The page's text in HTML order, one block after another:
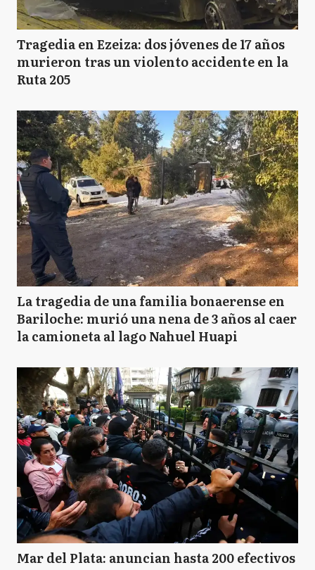
Tragedia en Ezeiza: dos jóvenes de 17 años
murieron tras un violento accidente en la
Ruta 205
La tragedia de una familia bonaerense en
Bariloche: murió una nena de 3 años al caer
la camioneta al lago Nahuel Huapi
Mar del Plata: anuncian hasta 200 efectivos